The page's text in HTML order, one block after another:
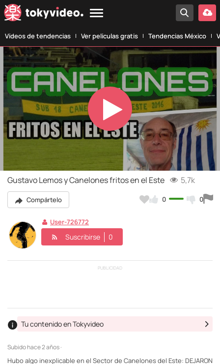
Vídeos de tendencias Ver películas gratis Tendencias México
Play
Video
Gustavo Lemos y Canelones fritos en el Este 5,7k
Compártelo 0 0
User-726772
Suscribirse 0
PUBLICIDAD
Subidohace 2 años ·
Tu contenido en Tokyvideo
Hubo algo inexplicable en el Sector de Canelones del Este: DEJARON